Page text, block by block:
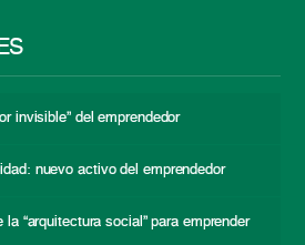
invisible” del emprendedor
nuevo activo del emprendedor
la “arquitectura social” para emprender